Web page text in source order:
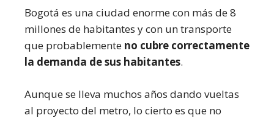
Bogotá es una ciudad enorme con más de 8
millones de habitantes y con un transporte
que probablemente no cubre correctamente
la demanda de sus habitantes.
Aunque se lleva muchos años dando vueltas
al proyecto del metro, lo cierto es que no